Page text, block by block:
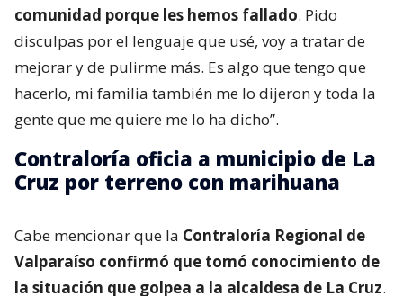
comunidad porque les hemos fallado. Pido
disculpas por el lenguaje que usé, voy a tratar de
mejorar y de pulirme más. Es algo que tengo que
hacerlo, mi familia también me lo dijeron y toda la
gente que me quiere me lo ha dicho”.
Contraloría oficia a municipio de La
Cruz por terreno con marihuana
Cabe mencionar que la Contraloría Regional de
Valparaíso confirmó que tomó conocimiento de
la situación que golpea a la alcaldesa de La Cruz.